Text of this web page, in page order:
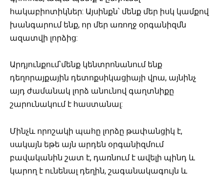
հակաբիոտիկներ: Այսինքն՝ մենք մեր իսկ կամքով
խանգարում ենք, որ մեր առողջ օրգանիզմն
ազատվի լորձից:
Արդյունքում՝մենք կենտրոնանում ենք
դեղորայքային դետոքսիկացիայի վրա, այնինչ
այդ ժամանակ լորձ անունով գաղտնիքը
շարունակում է հաստանալ:
Մինչև որոշակի պահը լորձը թափանցիկ է,
սակայն եթե այն արդեն օրգանիզմում
բավականին շատ է, դառնում է ավելի պինդ և
կարող է ունենալ դեղին, շագանակագույն և